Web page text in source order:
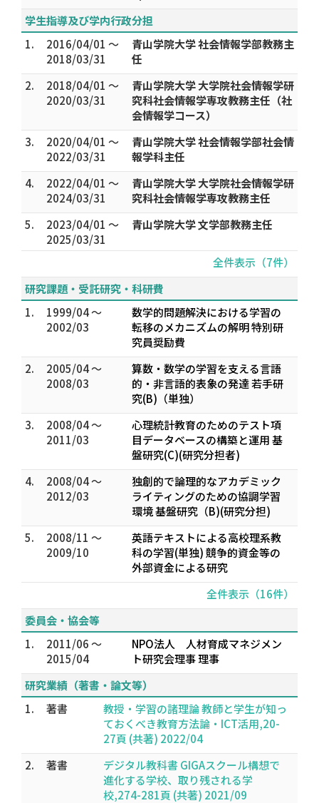
学生指導及び学内行政分担
1.
2016/04/01 ～
2018/03/31
青山学院大学 社会情報学部教務主
任
2.
2018/04/01 ～
2020/03/31
青山学院大学 大学院社会情報学研
究科社会情報学専攻教務主任（社
会情報学コース）
3.
2020/04/01 ～
2022/03/31
青山学院大学 社会情報学部社会情
報学科主任
4.
2022/04/01 ～
2024/03/31
青山学院大学 大学院社会情報学研
究科社会情報学専攻教務主任
5.
2023/04/01 ～
2025/03/31
青山学院大学 文学部教務主任
全件表示（7件）
研究課題・受託研究・科研費
1.
1999/04 ～
2002/03
数学的問題解決における学習の
転移のメカニズムの解明 特別研
究員奨励費
2.
2005/04 ～
2008/03
算数・数学の学習を支える言語
的・非言語的表象の発達 若手研
究(B)（単独）
3.
2008/04 ～
2011/03
心理統計教育のためのテスト項
目データベースの構築と運用 基
盤研究(C)(研究分担者)
4.
2008/04 ～
2012/03
独創的で論理的なアカデミック
ライティングのための協調学習
環境 基盤研究（B)(研究分担)
5.
2008/11 ～
2009/10
英語テキストによる高校理系教
科の学習(単独) 競争的資金等の
外部資金による研究
全件表示（16件）
委員会・協会等
1.
2011/06 ～
2015/04
NPO法人 人材育成マネジメン
ト研究会理事 理事
研究業績（著書・論文等）
1.
著書
教授・学習の諸理論 教師と学生が知っ
ておくべき教育方法論・ICT活用,20-
27頁 (共著) 2022/04
2.
著書
デジタル教科書 GIGAスクール構想で
進化する学校、取り残される学
校,274-281頁 (共著) 2021/09